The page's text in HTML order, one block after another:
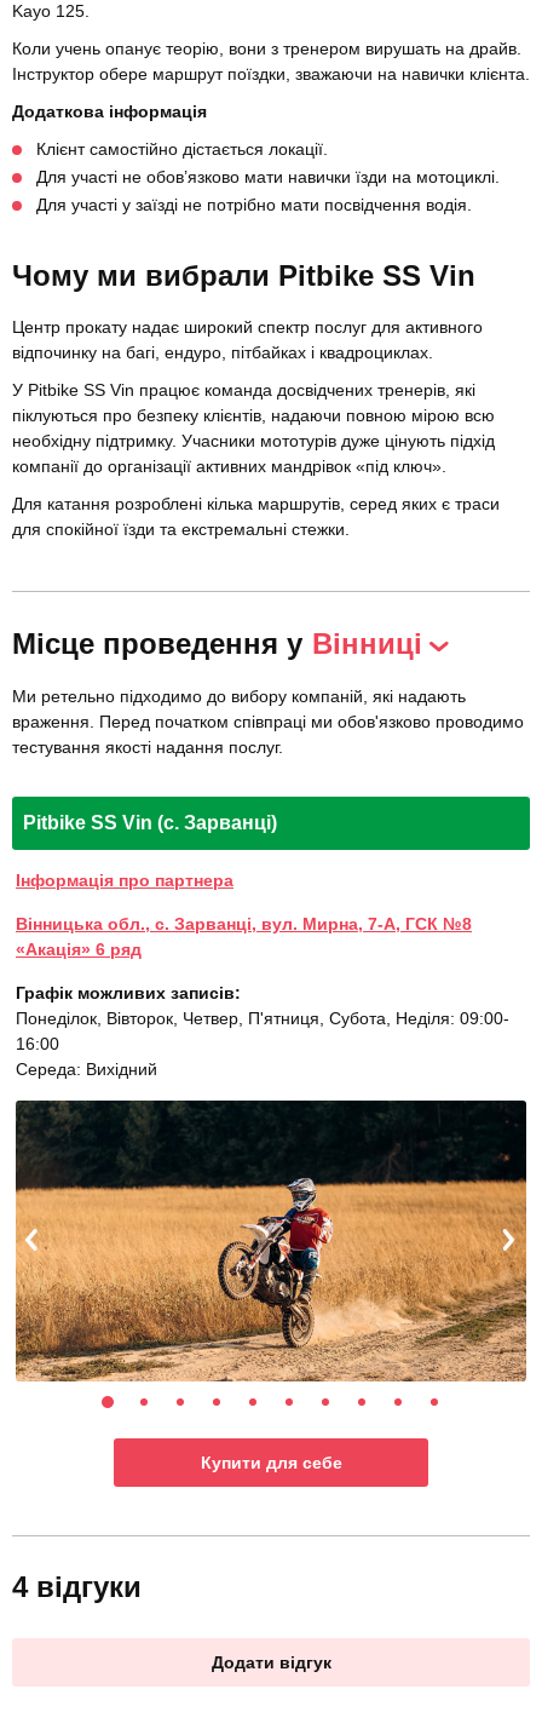
Kayo 125.
Коли учень опанує теорію, вони з тренером вирушать на драйв.
Інструктор обере маршрут поїздки, зважаючи на навички клієнта.
Додаткова інформація
Клієнт самостійно дістається локації.
Для участі не обов’язково мати навички їзди на мотоциклі.
Для участі у заїзді не потрібно мати посвідчення водія.
Чому ми вибрали Pitbike SS Vin
Центр прокату надає широкий спектр послуг для активного
відпочинку на багі, ендуро, пітбайках і квадроциклах.
У Pitbike SS Vin працює команда досвідчених тренерів, які
піклуються про безпеку клієнтів, надаючи повною мірою всю
необхідну підтримку. Учасники мототурів дуже цінують підхід
компанії до організації активних мандрівок «під ключ».
Для катання розроблені кілька маршрутів, серед яких є траси
для спокійної їзди та екстремальні стежки.
Місце проведення у Вінниці
Ми ретельно підходимо до вибору компаній, які надають
враження. Перед початком співпраці ми обов'язково проводимо
тестування якості надання послуг.
Pitbike SS Vin (с. Зарванці)
Інформація про партнера
Вінницька обл., с. Зарванці, вул. Мирна, 7-А, ГСК №8
«Акація» 6 ряд
Графік можливих записів:
Понеділок, Вівторок, Четвер, П'ятниця, Субота, Неділя: 09:00-
16:00
Середа: Вихідний
Купити для себе
4 відгуки
Додати відгук